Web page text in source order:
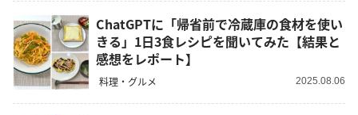
ChatGPTに「帰省前で冷蔵庫の食材を使い
きる」1日3食レシピを聞いてみた【結果と
感想をレポート】
料理・グルメ 2025.08.06